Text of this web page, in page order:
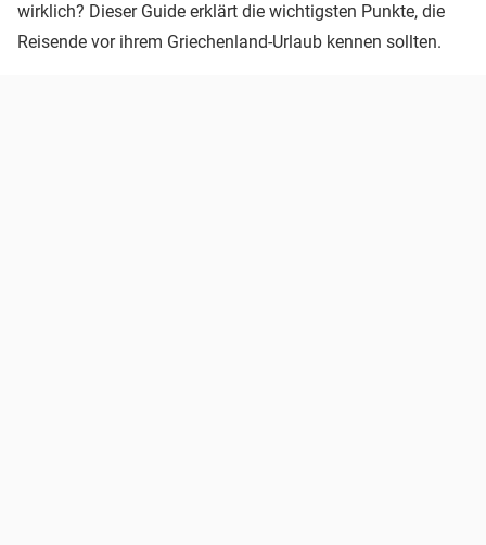
wirklich? Dieser Guide erklärt die wichtigsten Punkte, die
Reisende vor ihrem Griechenland-Urlaub kennen sollten.